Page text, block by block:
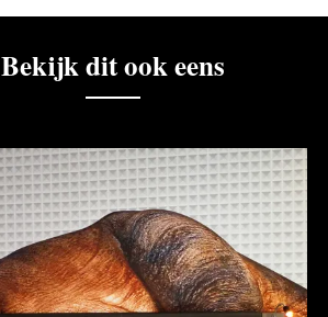
Bekijk dit ook eens